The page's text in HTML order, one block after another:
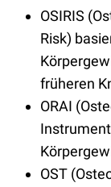
OSIRIS
Risk)
früheren
ORAI
OST